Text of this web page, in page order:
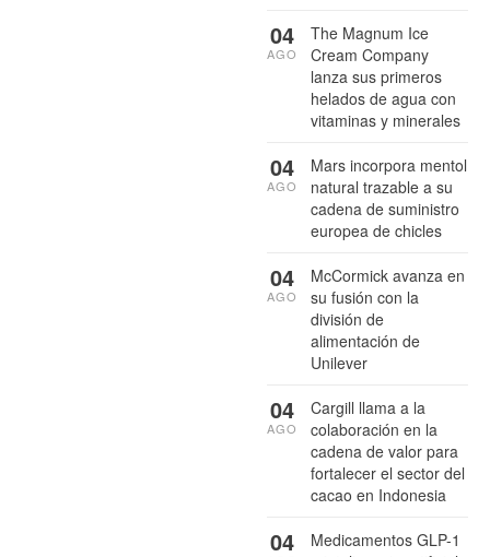
The Magnum Ice
Cream Company
lanza sus primeros
helados de agua con
vitaminas y minerales
04
AGO
Mars incorpora mentol
natural trazable a su
cadena de suministro
europea de chicles
04
AGO
McCormick avanza en
su fusión con la
división de
alimentación de
Unilever
04
AGO
Cargill llama a la
colaboración en la
cadena de valor para
fortalecer el sector del
cacao en Indonesia
04
AGO
Medicamentos GLP-1
04